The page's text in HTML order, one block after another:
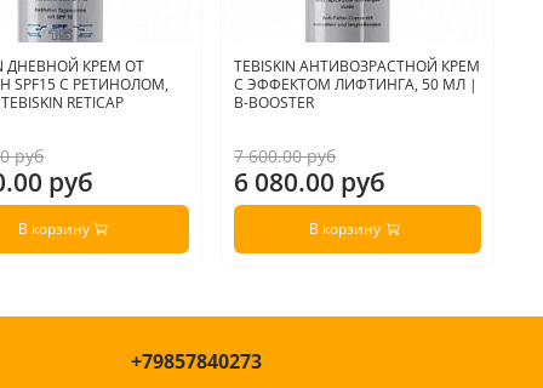
ДНЕВНОЙ КРЕМ ОТ
SPF15 С РЕТИНОЛОМ,
RETICAP
руб
руб
В корзину
TEBISKIN АНТИВОЗРАСТНОЙ КРЕМ
С ЭФФЕКТОМ ЛИФТИНГА, 50 МЛ |
B-BOOSTER
7 600.00 руб
6 080.00 руб
В корзину
+79857840273